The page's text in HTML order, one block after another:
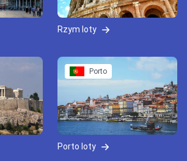
Rzym loty
Porto
Porto loty